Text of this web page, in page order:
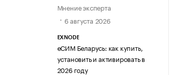
Мнение эксперта
6 августа 2026
EXNODE
еСИМ Беларусь: как купить,
установить и активировать в
2026 году